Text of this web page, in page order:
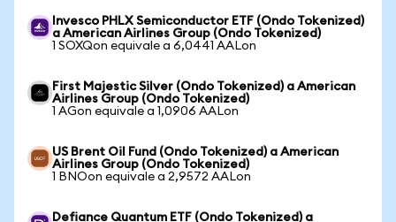
Invesco PHLX Semiconductor ETF (Ondo Tokenized)
a American Airlines Group (Ondo Tokenized)
1 SOXQon equivale a 6,0441 AALon
First Majestic Silver (Ondo Tokenized) a American
Airlines Group (Ondo Tokenized)
1 AGon equivale a 1,0906 AALon
US Brent Oil Fund (Ondo Tokenized) a American
Airlines Group (Ondo Tokenized)
1 BNOon equivale a 2,9572 AALon
Defiance Quantum ETF (Ondo Tokenized) a